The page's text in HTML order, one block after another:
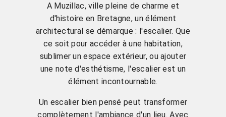
A Muzillac, ville pleine de charme et
d'histoire en Bretagne, un élément
architectural se démarque : l'escalier. Que
ce soit pour accéder à une habitation,
sublimer un espace extérieur, ou ajouter
une note d'esthétisme, l'escalier est un
élément incontournable.
Un escalier bien pensé peut transformer
complètement l'ambiance d'un lieu. Avec